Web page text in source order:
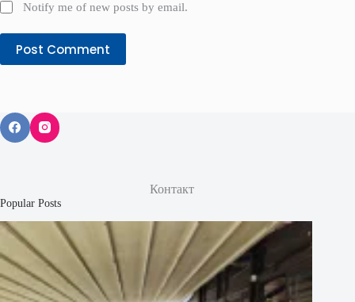
Notify me of new posts by email.
Post Comment
Контакт
Popular Posts